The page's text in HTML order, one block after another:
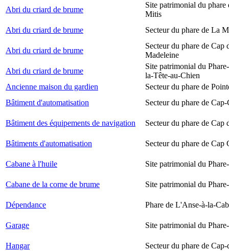
Abri du criard de brume
Site patrimonial du phare
Mitis
Abri du criard de brume
Secteur du phare de La
Abri du criard de brume
Secteur du phare de Cap
Madeleine
Abri du criard de brume
Site patrimonial du
la-Tête-au-Chien
Ancienne maison du gardien
Secteur du phare de
Bâtiment d'automatisation
Secteur du phare de Cap-
Bâtiment des équipements de navigation Secteur du phare de Cap
Bâtiments d'automatisation Secteur du phare de Cap
Cabane à l'huile Site patrimonial du
Cabane de la corne de brume Site patrimonial du
Dépendance Phare de L'Anse-à-la-
Garage Site patrimonial du
Hangar Secteur du phare de Cap-